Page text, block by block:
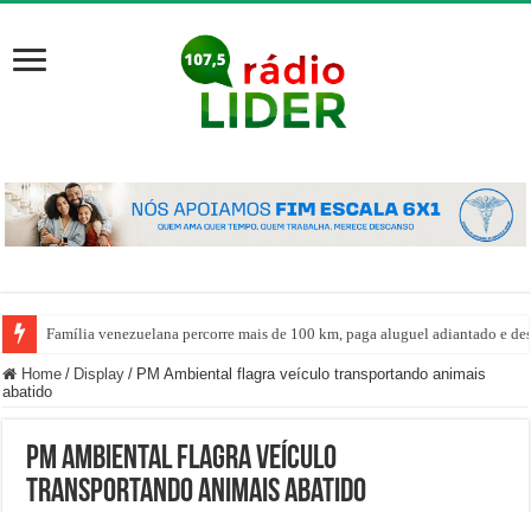
Família venezuelana percorre mais de 100 km, paga aluguel adiantado e
Home / Display / PM Ambiental flagra veículo transportando animais
abatido
PM Ambiental flagra veículo
transportando animais abatido